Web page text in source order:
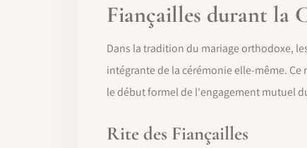
Fiançailles durant la
Dans la tradition du mariage orthodoxe,
intégrante de la cérémonie elle-même.
le début formel de l'engagement mutuel
Rite des Fiançailles